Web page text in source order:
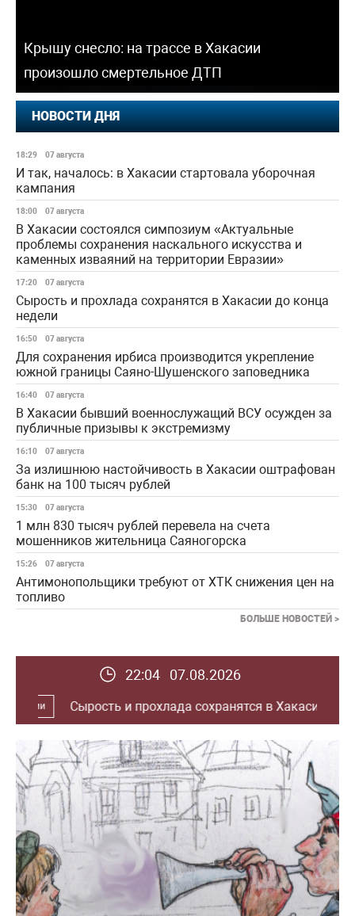
Крышу снесло: на трассе в Хакасии
произошло смертельное ДТП
НОВОСТИ ДНЯ
18:29 07 августа
И так, началось: в Хакасии стартовала уборочная
кампания
18:00 07 августа
В Хакасии состоялся симпозиум «Актуальные
проблемы сохранения наскального искусства и
каменных изваяний на территории Евразии»
17:20 07 августа
Сырость и прохлада сохранятся в Хакасии до конца
недели
16:50 07 августа
Для сохранения ирбиса производится укрепление
южной границы Саяно-Шушенского заповедника
16:40 07 августа
В Хакасии бывший военнослужащий ВСУ осужден за
публичные призывы к экстремизму
16:10 07 августа
За излишнюю настойчивость в Хакасии оштрафован
банк на 100 тысяч рублей
15:30 07 августа
1 млн 830 тысяч рублей перевела на счета
мошенников жительница Саяногорска
15:26 07 августа
Антимонопольщики требуют от ХТК снижения цен на
топливо
БОЛЬШЕ НОВОСТЕЙ >
22:04 07.08.2026
в Хакасии до конца недели В России и мире